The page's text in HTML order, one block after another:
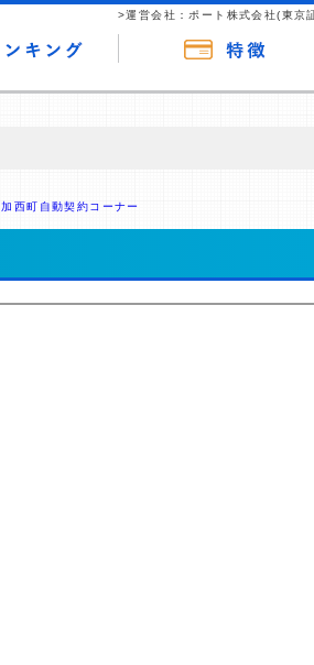
>運営会社：ポート株式会社(東京
西町自動契約コーナー